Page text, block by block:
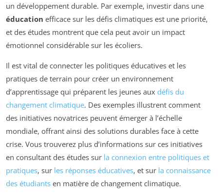
un développement durable. Par exemple, investir dans une
éducation efficace sur les défis climatiques est une priorité,
et des études montrent que cela peut avoir un impact
émotionnel considérable sur les écoliers.
Il est vital de connecter les politiques éducatives et les
pratiques de terrain pour créer un environnement
d’apprentissage qui préparent les jeunes aux défis du
changement climatique. Des exemples illustrent comment
des initiatives novatrices peuvent émerger à l’échelle
mondiale, offrant ainsi des solutions durables face à cette
crise. Vous trouverez plus d’informations sur ces initiatives
en consultant des études sur la connexion entre politiques et
pratiques, sur les réponses éducatives, et sur la connaissance
des étudiants en matière de changement climatique.